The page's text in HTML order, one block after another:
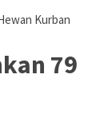
Kurban
79